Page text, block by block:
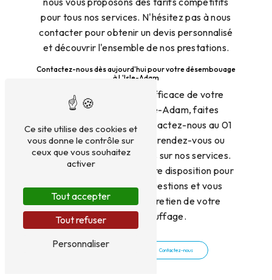
pour tous nos services. N'hésitez pas à nous
contacter pour obtenir un devis personnalisé
et découvrir l'ensemble de nos prestations.
Contactez-nous dès aujourd'hui pour votre désembouage
à L'Isle-Adam
Pour un désembouage efficace de votre
pompe à chaleur à L'Isle-Adam, faites
confiance à C.H.S 75. Contactez-nous au 01
83 80 49 16 pour prendre rendez-vous ou
obtenir plus d'informations sur nos services.
Notre équipe se tient à votre disposition pour
répondre à toutes vos questions et vous
accompagner dans l'entretien de votre
système de chauffage.
Contactez-nous
Ce site utilise des cookies et
vous donne le contrôle sur
ceux que vous souhaitez
activer
Tout accepter
Tout refuser
Personnaliser